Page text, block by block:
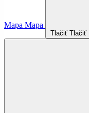
Mapa Mapa
Tlačiť Tlačiť